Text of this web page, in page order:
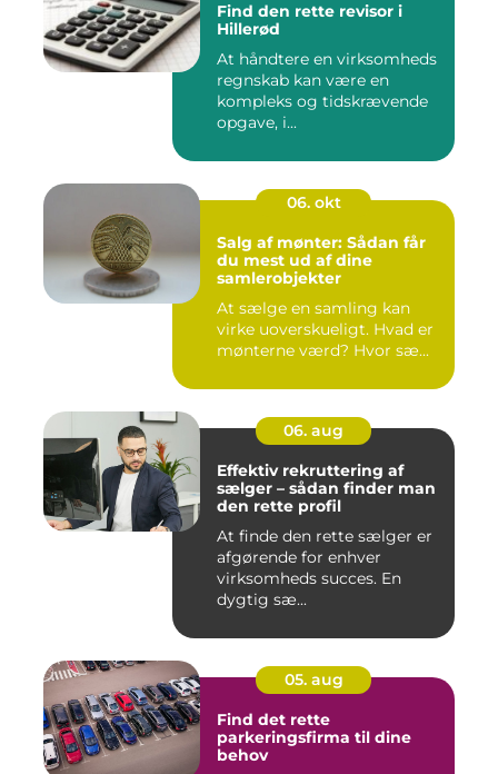
Find den rette revisor i
Hillerød
At håndtere en virksomheds
regnskab kan være en
kompleks og tidskrævende
opgave, i...
06. okt
Salg af mønter: Sådan får
du mest ud af dine
samlerobjekter
At sælge en samling kan
virke uoverskueligt. Hvad er
mønterne værd? Hvor sæ...
06. aug
Effektiv rekruttering af
sælger – sådan finder man
den rette profil
At finde den rette sælger er
afgørende for enhver
virksomheds succes. En
dygtig sæ...
05. aug
Find det rette
parkeringsfirma til dine
behov